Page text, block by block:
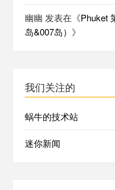
幽幽 发表在《Phuket
岛&007岛） 》
我们关注的
蜗牛的技术站
迷你新闻